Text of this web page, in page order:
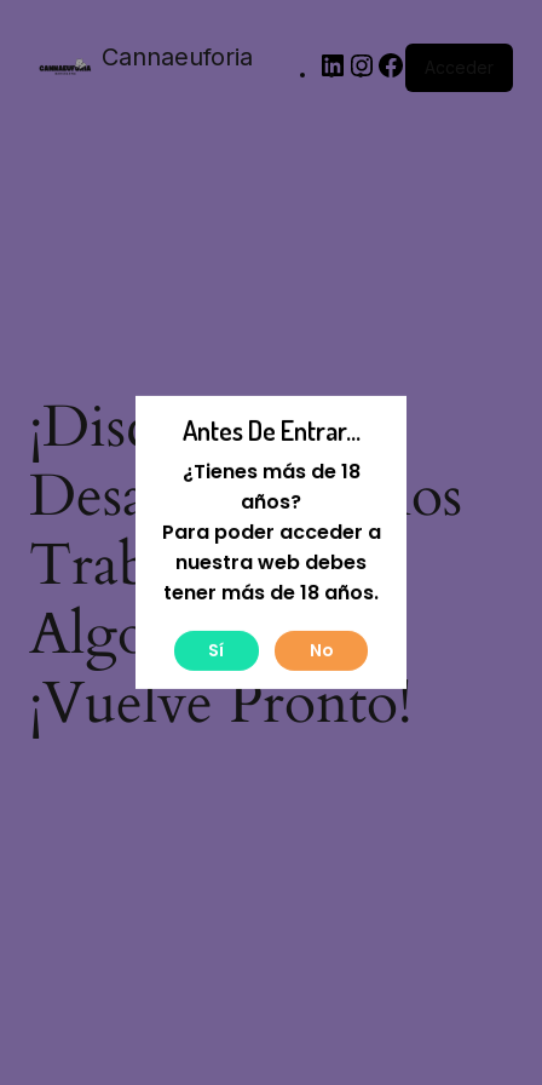
Antes De Entrar...
¿Tienes más de 18
años?
Para poder acceder a
nuestra web debes
tener más de 18 años.
Sí No
Cannaeuforia
¡Disculpa Este
Desastre! Estamos
Trabajando En
Algo Increíble,
¡vuelve Pronto!